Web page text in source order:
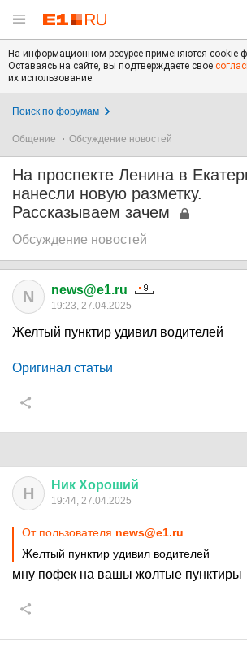
На информационном ресурсе применяются cookie-
Оставаясь на сайте, вы подтверждаете свое
их использование.
Поиск по форумам
Общение Обсуждение новостей
На проспекте Ленина в
нанесли новую разметку.
Рассказываем зачем
Обсуждение новостей
N news@e1.ru
19:23, 27.04.2025
Желтый пунктир удивил водителей
Оригинал статьи
Н Ник Хороший
19:44, 27.04.2025
От пользователя news@e1.ru
Желтый пунктир удивил водителей
мну пофек на вашы жолтые пунктиры